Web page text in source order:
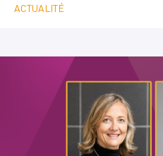
ACTUALITÉ